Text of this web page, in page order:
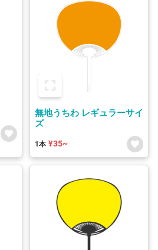
無地うちわ レギュラーサイ
ズ
1本 ¥35~